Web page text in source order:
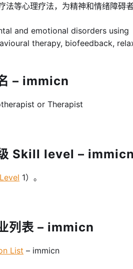
等心理疗法，为精神和情绪障碍者
and emotional disorders using
therapy, biofeedback,
– immicn
or Therapist
Skill level – immicn
1）。
列表 – immicn
List – immicn